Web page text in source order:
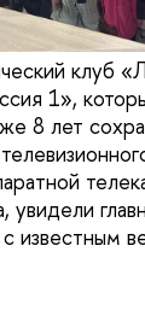
клуб
1»,
8 лет
увидели
известным